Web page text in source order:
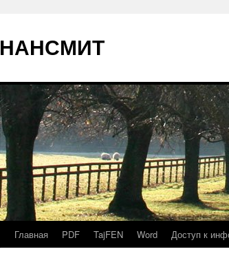
НАНСМИТ
Главная PDF TajFEN Word Доступ к